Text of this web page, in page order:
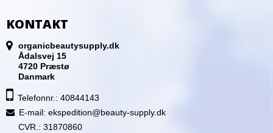
KONTAKT
organicbeautysupply.dk
Ådalsvej 15
4720 Præstø
Danmark
Telefonnr.: 40844143
E-mail: ekspedition@beauty-supply.dk
CVR.: 31870860